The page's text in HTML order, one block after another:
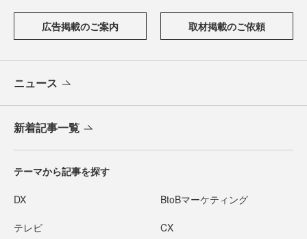
広告掲載のご案内 取材掲載のご依頼
ニュース
新着記事一覧
テーマから記事を探す
DX BtoBマーケティング
テレビ CX